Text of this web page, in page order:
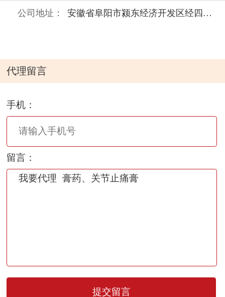
贮 藏：
密封
公司地址： 安徽省阜阳市颍东经济开发区经四路1号
代理留言
手机：
留言：